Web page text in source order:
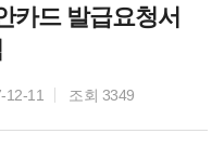
카드 발급요청서
12-11 조회 3349